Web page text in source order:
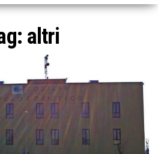
v
altri